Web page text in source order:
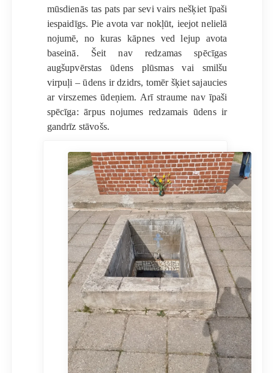
mūsdienās tas pats par sevi vairs nešķiet īpaši
iespaidīgs. Pie avota var nokļūt, ieejot nelielā
nojumē, no kuras kāpnes ved lejup avota
baseinā. Šeit nav redzamas spēcīgas
augšupvērstas ūdens plūsmas vai smilšu
virpuļi – ūdens ir dzidrs, tomēr šķiet sajaucies
ar virszemes ūdeņiem. Arī straume nav īpaši
spēcīga: ārpus nojumes redzamais ūdens ir
gandrīz stāvošs.